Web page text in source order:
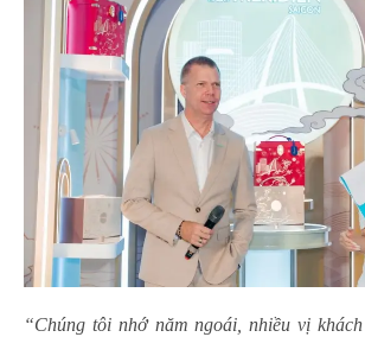
“Chúng tôi nhớ năm ngoái, nhiều vị